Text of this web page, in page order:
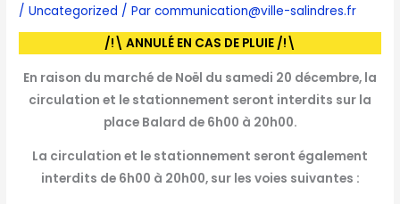
/Uncategorized / Parcommunication@ville-salindres.fr
/!\ ANNULÉ EN CAS DE PLUIE /!\
En raison du marché de Noël du samedi 20 décembre, la
circulation et le stationnement seront interdits sur la
place Balard de 6h00 à 20h00.
La circulation et le stationnement seront également
interdits de 6h00 à 20h00, sur les voies suivantes :